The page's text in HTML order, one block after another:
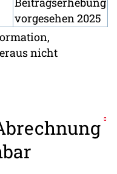
vorgesehen 2025
nicht